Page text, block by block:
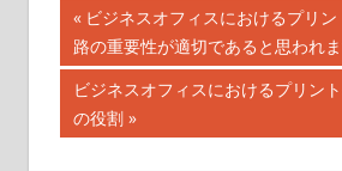
投
稿
ナ
前
の
記
事:
ビジネスオフィスにおけるプリ
路の重要性が適切であると思われま
次
の
ビジネスオフィスにおけるプリン
の役割